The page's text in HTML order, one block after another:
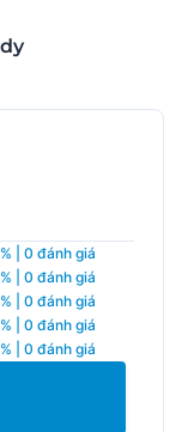
| 0 đánh giá
| 0 đánh giá
| 0 đánh giá
| 0 đánh giá
| 0 đánh giá